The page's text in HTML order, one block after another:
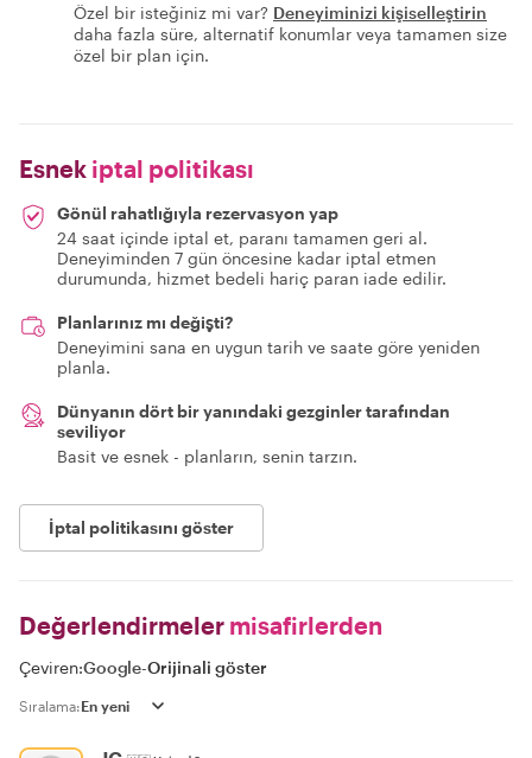
Özel bir isteğiniz mi var? Deneyiminizi kişiselleştirin
daha fazla süre, alternatif konumlar veya tamamen size
özel bir plan için.
Esnek iptal politikası
Gönül rahatlığıyla rezervasyon yap
24 saat içinde iptal et, paranı tamamen geri al.
Deneyiminden 7 gün öncesine kadar iptal etmen
durumunda, hizmet bedeli hariç paran iade edilir.
Planlarınız mı değişti?
Deneyimini sana en uygun tarih ve saate göre yeniden
planla.
Dünyanın dört bir yanındaki gezginler tarafından
seviliyor
Basit ve esnek - planların, senin tarzın.
İptal politikasını göster
Değerlendirmeler misafirlerden
Çeviren:Google-Orijinali göster
Sıralama: